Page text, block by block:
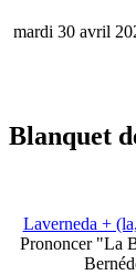
mardi 30 avril
Blanquet
Laverneda +
Prononcer "La